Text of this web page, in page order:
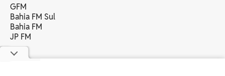
GFM
Bahia FM Sul
Bahia FM
JP FM